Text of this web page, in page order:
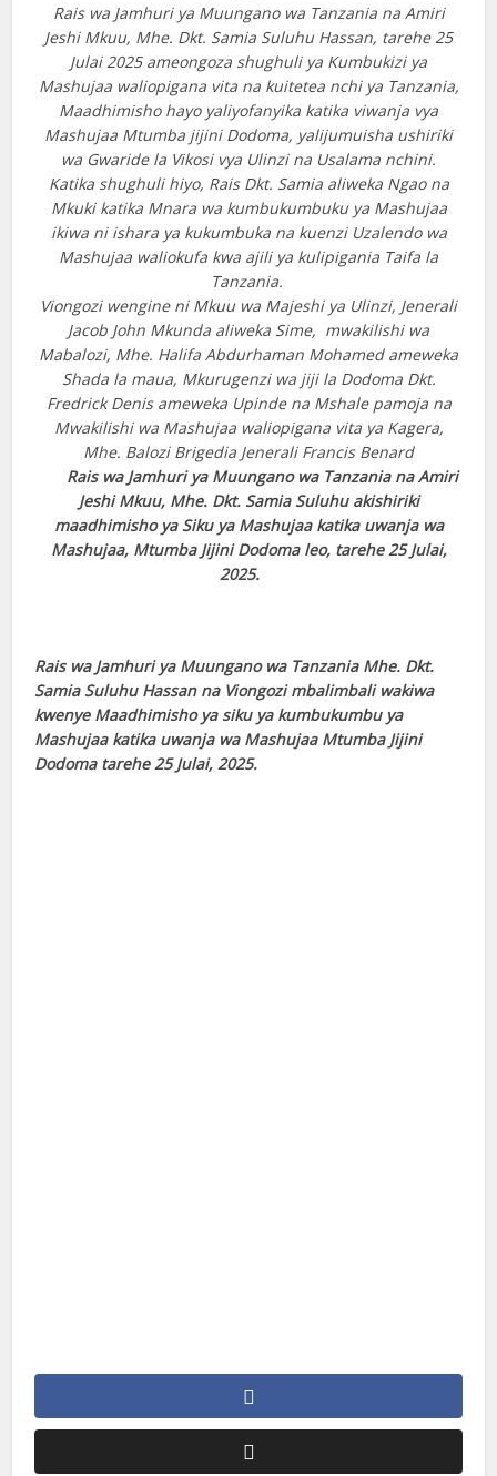
Rais wa Jamhuri ya Muungano wa Tanzania na Amiri
Jeshi Mkuu, Mhe. Dkt. Samia Suluhu Hassan, tarehe 25
Julai 2025 ameongoza shughuli ya Kumbukizi ya
Mashujaa waliopigana vita na kuitetea nchi ya Tanzania,
Maadhimisho hayo yaliyofanyika katika viwanja vya
Mashujaa Mtumba jijini Dodoma, yalijumuisha ushiriki
wa Gwaride la Vikosi vya Ulinzi na Usalama nchini.
Katika shughuli hiyo, Rais Dkt. Samia aliweka Ngao na
Mkuki katika Mnara wa kumbukumbuku ya Mashujaa
ikiwa ni ishara ya kukumbuka na kuenzi Uzalendo wa
Mashujaa waliokufa kwa ajili ya kulipigania Taifa la
Tanzania.
Viongozi wengine ni Mkuu wa Majeshi ya Ulinzi, Jenerali
Jacob John Mkunda aliweka Sime, mwakilishi wa
Mabalozi, Mhe. Halifa Abdurhaman Mohamed ameweka
Shada la maua, Mkurugenzi wa jiji la Dodoma Dkt.
Fredrick Denis ameweka Upinde na Mshale pamoja na
Mwakilishi wa Mashujaa waliopigana vita ya Kagera,
Mhe. Balozi Brigedia Jenerali Francis Benard
Rais wa Jamhuri ya Muungano wa Tanzania na Amiri
Jeshi Mkuu, Mhe. Dkt. Samia Suluhu akishiriki
maadhimisho ya Siku ya Mashujaa katika uwanja wa
Mashujaa, Mtumba Jijini Dodoma leo, tarehe 25 Julai,
2025.
Rais wa Jamhuri ya Muungano wa Tanzania Mhe. Dkt.
Samia Suluhu Hassan na Viongozi mbalimbali wakiwa
kwenye Maadhimisho ya siku ya kumbukumbu ya
Mashujaa katika uwanja wa Mashujaa Mtumba Jijini
Dodoma tarehe 25 Julai, 2025.